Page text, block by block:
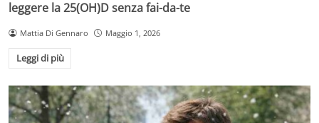
leggere la 25(OH)D senza fai-da-te
Mattia Di Gennaro Maggio 1, 2026
Leggi di più